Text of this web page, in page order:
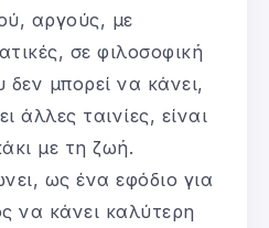
αργούς, με
σε φιλοσοφική
μπορεί να κάνει,
άλλες ταινίες, είναι
με τη ζωή.
ως ένα εφόδιο για
να κάνει καλύτερη